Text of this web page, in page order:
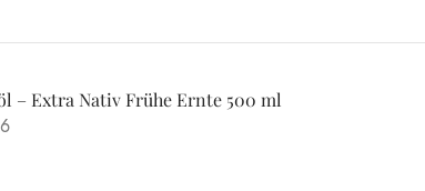
– Extra Nativ Frühe Ernte 500 ml